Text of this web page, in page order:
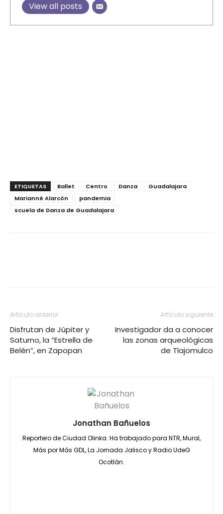
View all posts
ETIQUETAS Ballet Centro Danza
Guadalajara
Marianné Alarcón
pandemia
scuela de Danza de Guadalajara
Artículo anterior
Disfrutan de Júpiter y
Saturno, la “Estrella de
Belén”, en Zapopan
Artículo siguiente
Investigador da a conocer
las zonas arqueológicas
de Tlajomulco
Jonathan Bañuelos
Reportero de Ciudad Olinka. Ha trabajado para NTR, Mural,
Más por Más GDL, La Jornada Jalisco y Radio UdeG
Ocotlán.